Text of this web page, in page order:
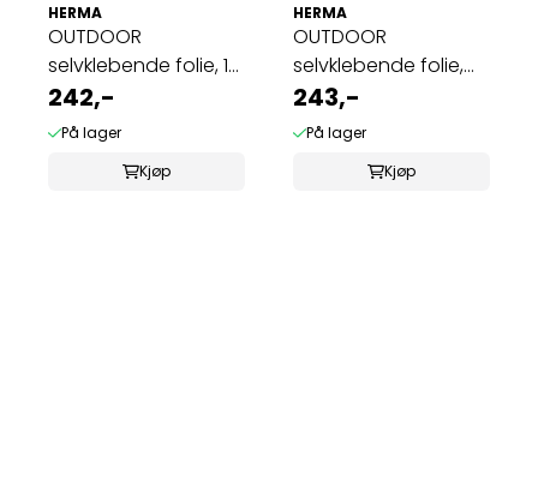
HERMA
OUTDOOR
selvklebende folie, 10
ark 63.5x33.9 hvit ...
242,-
På lager
Kjøp
HERMA
OUTDOOR
selvklebende folie,
A4, 10 ark, 210x297 ...
243,-
På lager
Kjøp